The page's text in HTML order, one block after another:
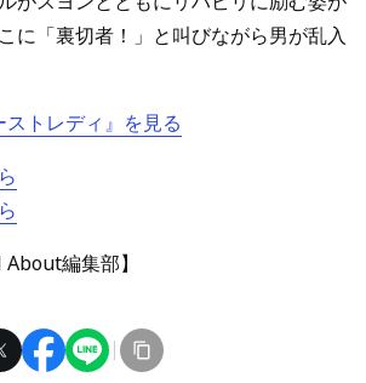
に「裏切者！」と叫びながら男が乱入
トレディ』を見る
編集部】